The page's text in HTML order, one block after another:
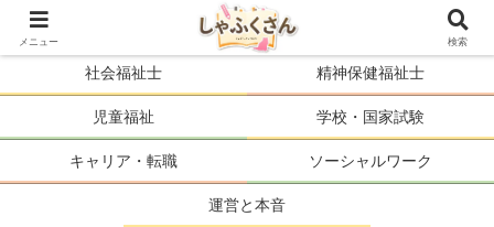
ソーシャルワーカーの人生を、まるごと支える。
社会福祉士 精神保健福祉士
児童福祉 学校・国家試験
キャリア・転職 ソーシャルワーク
運営と本音
メニュー 検索